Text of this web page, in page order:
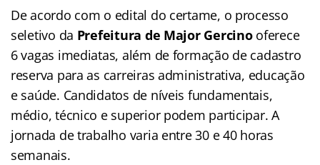
De acordo com o edital do certame, o processo
seletivo da Prefeitura de Major Gercino oferece
6 vagas imediatas, além de formação de cadastro
reserva para as carreiras administrativa, educação
e saúde. Candidatos de níveis fundamentais,
médio, técnico e superior podem participar. A
jornada de trabalho varia entre 30 e 40 horas
semanais.